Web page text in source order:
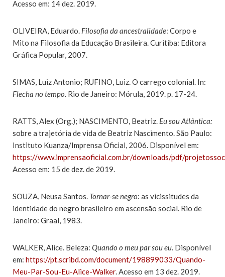
Acesso em: 14 dez. 2019.
OLIVEIRA, Eduardo. Filosofia da ancestralidade: Corpo e
Mito na Filosofia da Educação Brasileira. Curitiba: Editora
Gráfica Popular, 2007.
SIMAS, Luiz Antonio; RUFINO, Luiz. O carrego colonial. In:
Flecha no tempo. Rio de Janeiro: Mórula, 2019. p. 17-24.
RATTS, Alex (Org.); NASCIMENTO, Beatriz. Eu sou Atlântica:
sobre a trajetória de vida de Beatriz Nascimento. São Paulo:
Instituto Kuanza/Imprensa Oficial, 2006. Disponível em:
https://www.imprensaoficial.com.br/downloads/pdf/
Acesso em: 15 de dez. de 2019.
SOUZA, Neusa Santos. Tornar-se negro: as vicissitudes da
identidade do negro brasileiro em ascensão social. Rio de
Janeiro: Graal, 1983.
WALKER, Alice. Beleza: Quando o meu par sou eu. Disponível
em: https://pt.scribd.com/document/198899033/Quando-
Meu-Par-Sou-Eu-Alice-Walker. Acesso em 13 dez. 2019.